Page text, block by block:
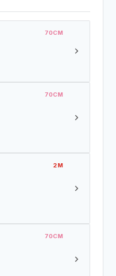
70CM
chevron_right
70CM
chevron_right
2M
chevron_right
70CM
chevron_right